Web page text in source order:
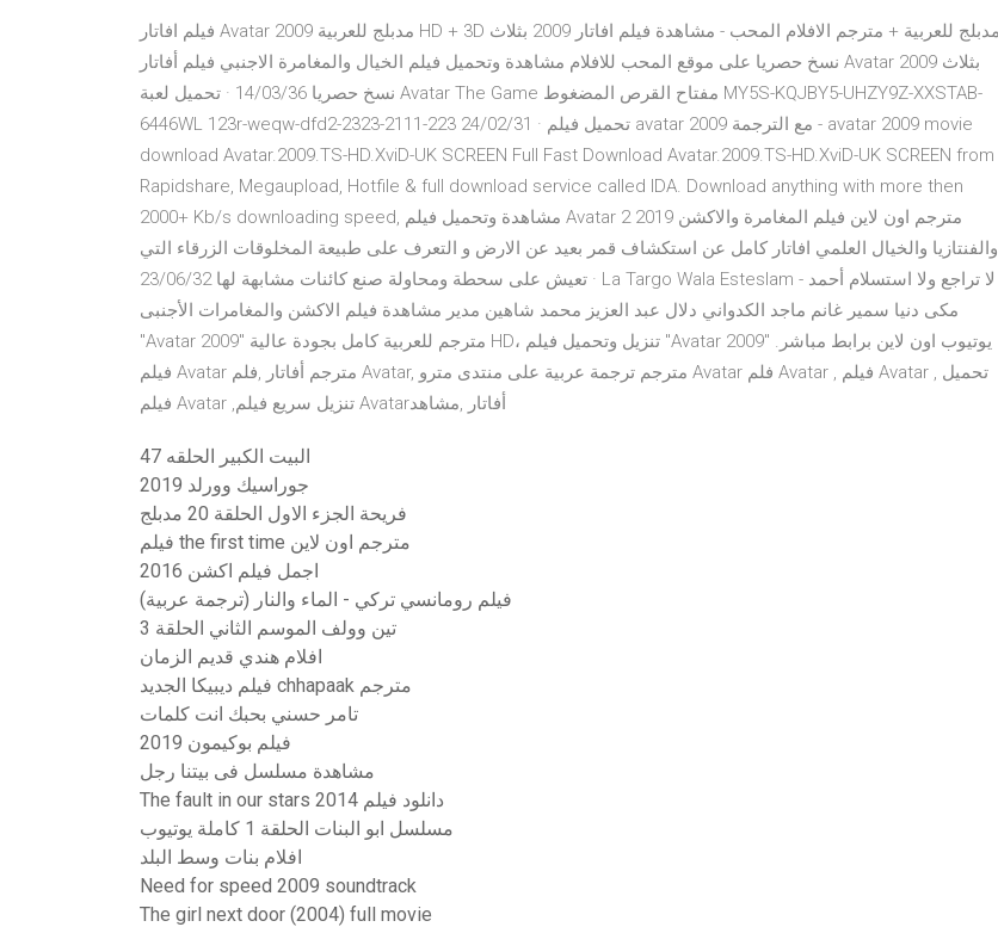
فيلم افاتار Avatar 2009 مدبلج للعربية HD + 3D مدبلج للعربية + مترجم الافلام المحب - مشاهدة فيلم افاتار 2009 بثلاث
نسخ حصريا على موقع المحب للافلام مشاهدة وتحميل فيلم الخيال والمغامرة الاجنبي فيلم أفاتار Avatar 2009 بثلاث
نسخ حصريا 14/03/36 · تحميل لعبة Avatar The Game مفتاح القرص المضغوط MY5S-KQJBY5-UHZY9Z-XXSTAB-
6446WL 123r-weqw-dfd2-2323-2111-223 24/02/31 · تحميل فيلم avatar 2009 مع الترجمة - avatar 2009 movie
download Avatar.2009.TS-HD.XviD-UK SCREEN Full Fast Download Avatar.2009.TS-HD.XviD-UK SCREEN from
Rapidshare, Megaupload, Hotfile & full download service called IDA. Download anything with more then
2000+ Kb/s downloading speed, مشاهدة وتحميل فيلم Avatar 2 2019 مترجم اون لاين فيلم المغامرة والاكشن
والفنتازيا والخيال العلمي افاتار كامل عن استكشاف قمر بعيد عن الارض و التعرف على طبيعة المخلوقات الزرقاء التي
تعيش على سحطة ومحاولة صنع كائنات مشابهة لها 23/06/32 · La Targo Wala Esteslam - لا تراجع ولا استسلام أحمد
مكى دنيا سمير غانم ماجد الكدواني دلال عبد العزيز محمد شاهين مدير مشاهدة فيلم الاكشن والمغامرات الأجنبى
"Avatar 2009" مترجم للعربية كامل بجودة عالية HD، تنزيل وتحميل فيلم "Avatar 2009" يوتيوب اون لاين برابط مباشر.
فيلم Avatar مترجم أفاتار ,فلم Avatar, مترجم ترجمة عربية على منتدى مترو Avatar فلم Avatar , فيلم Avatar , تحميل
فيلم Avatar ,تنزيل سريع فيلم Avatarأفاتار ,مشاهد
البيت الكبير الحلقه 47
جوراسيك وورلد 2019
فريحة الجزء الاول الحلقة 20 مدبلج
فيلم the first time مترجم اون لاين
اجمل فيلم اكشن 2016
فيلم رومانسي تركي - الماء والنار (ترجمة عربية)
تين وولف الموسم الثاني الحلقة 3
افلام هندي قديم الزمان
فيلم ديبيكا الجديد chhapaak مترجم
تامر حسني بحبك انت كلمات
فيلم بوكيمون 2019
مشاهدة مسلسل فى بيتنا رجل
The fault in our stars 2014 دانلود فیلم
مسلسل ابو البنات الحلقة 1 كاملة يوتيوب
افلام بنات وسط البلد
Need for speed 2009 soundtrack
The girl next door (2004) full movie